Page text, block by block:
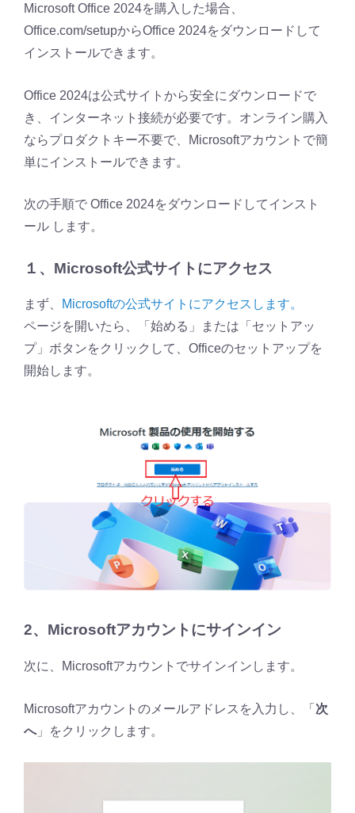
Microsoft Office 2024を購入した場合、
Office.com/setupからOffice 2024をダウンロードして
インストールできます。
Office 2024は公式サイトから安全にダウンロードで
き、インターネット接続が必要です。オンライン購入
ならプロダクトキー不要で、Microsoftアカウントで簡
単にインストールできます。
次の手順で Office 2024をダウンロードしてインスト
ール します。
１、Microsoft公式サイトにアクセス
まず、
Microsoftの公式サイトにアクセスします。
ページを開いたら、「始める」または「セットアッ
プ」ボタンをクリックして、Officeのセットアップを
開始します。
2、Microsoftアカウントにサインイン
次に、Microsoftアカウントでサインインします。
Microsoftアカウントのメールアドレスを入力し、「 次
へ」をクリックします。